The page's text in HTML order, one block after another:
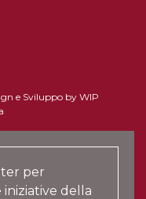
e Sviluppo by WIP
per
della